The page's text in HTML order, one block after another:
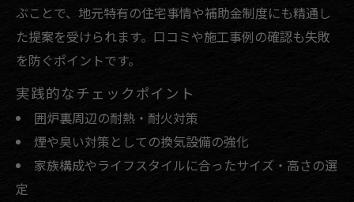
ぶことで、地元特有の住宅事情や補助金制度にも精通し
た提案を受けられます。口コミや施工事例の確認も失敗
を防ぐポイントです。
実践的なチェックポイント
囲炉裏周辺の耐熱・耐火対策
煙や臭い対策としての換気設備の強化
家族構成やライフスタイルに合ったサイズ・高さの選
定